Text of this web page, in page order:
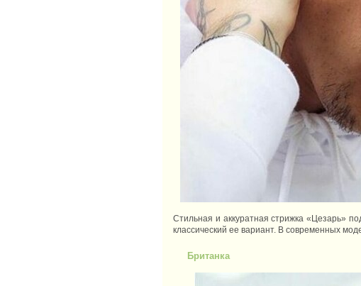
Стильная и аккуратная стрижка «Цезарь»
классический ее вариант. В современных
Британка